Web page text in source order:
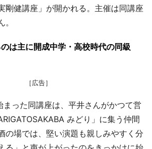
剛健講座」が開かれる。主催は同講座
は主に開成中学・高校時代の同級
［広告］
った同講座は、平井さんがかつて営
みどり」に集う仲間
の場では、堅い演題も親しみやすく分